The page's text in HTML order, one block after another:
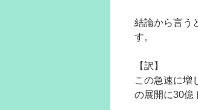
結論から言う
す。
【訳】
この急速に増
の展開に30億